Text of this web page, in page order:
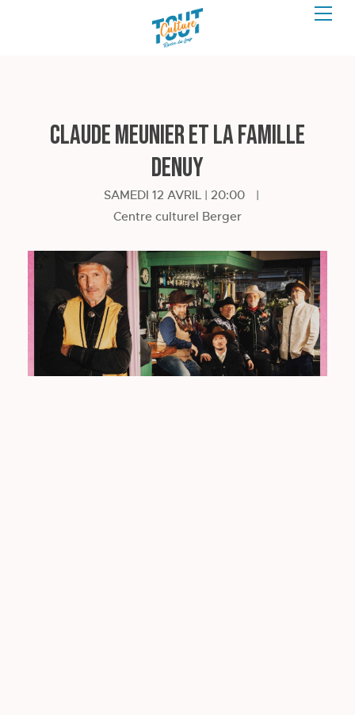
Claude Meunier et La Famille
Denuy
SAMEDI 12 AVRIL | 20:00
|
Centre culturel Berger